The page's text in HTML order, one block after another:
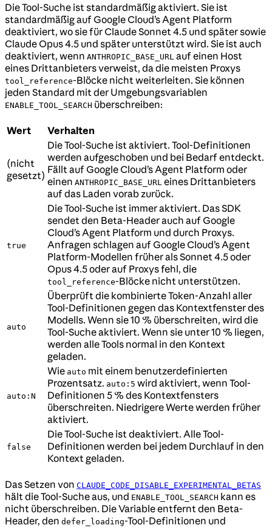
Die Tool-Suche ist standardmäßig aktiviert. Sie ist
standardmäßig auf Google Cloud’s Agent Platform
deaktiviert, wo sie für Claude Sonnet 4.5 und später sowie
Claude Opus 4.5 und später unterstützt wird. Sie ist auch
deaktiviert, wenn ANTHROPIC_BASE_URL auf einen Host
eines Drittanbieters verweist, da die meisten Proxys
tool_reference-Blöcke nicht weiterleiten. Sie können
jeden Standard mit der Umgebungsvariablen
ENABLE_TOOL_SEARCH überschreiben:
Wert Verhalten
(nicht
gesetzt)
Die Tool-Suche ist aktiviert. Tool-Definitionen
werden aufgeschoben und bei Bedarf entdeckt.
Fällt auf Google Cloud’s Agent Platform oder
einen ANTHROPIC_BASE_URL eines Drittanbieters
auf das Laden vorab zurück.
true
Die Tool-Suche ist immer aktiviert. Das SDK
sendet den Beta-Header auch auf Google
Cloud’s Agent Platform und durch Proxys.
Anfragen schlagen auf Google Cloud’s Agent
Platform-Modellen früher als Sonnet 4.5 oder
Opus 4.5 oder auf Proxys fehl, die
tool_reference-Blöcke nicht unterstützen.
auto
Überprüft die kombinierte Token-Anzahl aller
Tool-Definitionen gegen das Kontextfenster des
Modells. Wenn sie 10 % überschreiten, wird die
Tool-Suche aktiviert. Wenn sie unter 10 % liegen,
werden alle Tools normal in den Kontext
geladen.
auto:N
Wie auto mit einem benutzerdefinierten
Prozentsatz. auto:5 wird aktiviert, wenn Tool-
Definitionen 5 % des Kontextfensters
überschreiten. Niedrigere Werte werden früher
aktiviert.
false
Die Tool-Suche ist deaktiviert. Alle Tool-
Definitionen werden bei jedem Durchlauf in den
Kontext geladen.
Das Setzen von CLAUDE_CODE_DISABLE_EXPERIMENTAL_BETAS
hält die Tool-Suche aus, und ENABLE_TOOL_SEARCH kann es
nicht überschreiben. Die Variable entfernt den Beta-
Header, den defer_loading-Tool-Definitionen und